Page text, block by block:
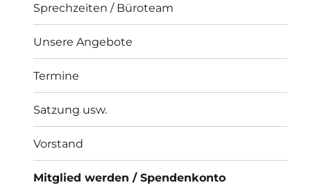
Sprechzeiten / Büroteam
Unsere Angebote
Termine
Satzung usw.
Vorstand
Mitglied werden / Spendenkonto